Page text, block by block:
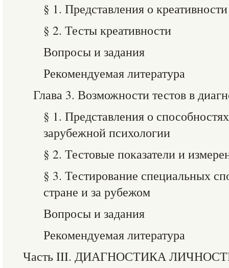
§ 1. Представления о креативности
§ 2. Тесты креативности
Вопросы и задания
Рекомендуемая литература
Глава 3. Возможности тестов в
§ 1. Представления о
зарубежной психологии
§ 2. Тестовые показатели и
§ 3. Тестирование специальных
стране и за рубежом
Вопросы и задания
Рекомендуемая литература
Часть III. ДИАГНОСТИКА